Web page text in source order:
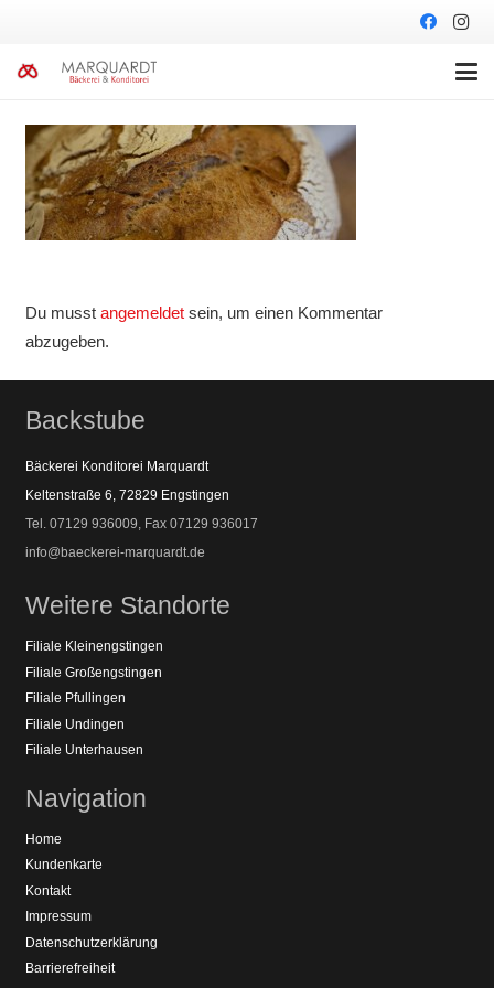
Du musst angemeldetsein, um einen Kommentar
abzugeben.
Backstube
Bäckerei Konditorei Marquardt
Keltenstraße 6, 72829 Engstingen
Tel. 07129 936009, Fax 07129 936017
info@baeckerei-marquardt.de
Weitere Standorte
Filiale Kleinengstingen
Filiale Großengstingen
Filiale Pfullingen
Filiale Undingen
Filiale Unterhausen
Navigation
Home
Kundenkarte
Kontakt
Impressum
Datenschutzerklärung
Barrierefreiheit